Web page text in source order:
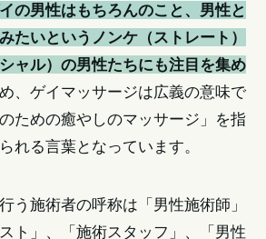
の男性はもちろんのこと、男性と
たいというノンケ（ストレート）
ャル）の男性たちにも注目を集め
、ゲイマッサージは広義の意味で
ための癒やしのマッサージ」を指
れる言葉となっています。
う施術者の呼称は「男性施術師」
ト」、「施術スタッフ」、「男性